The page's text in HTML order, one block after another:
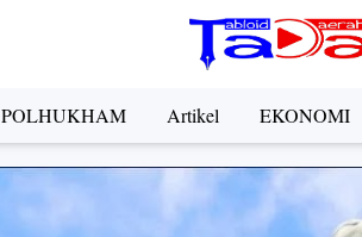
POLHUKHAM Artikel EKONOMI